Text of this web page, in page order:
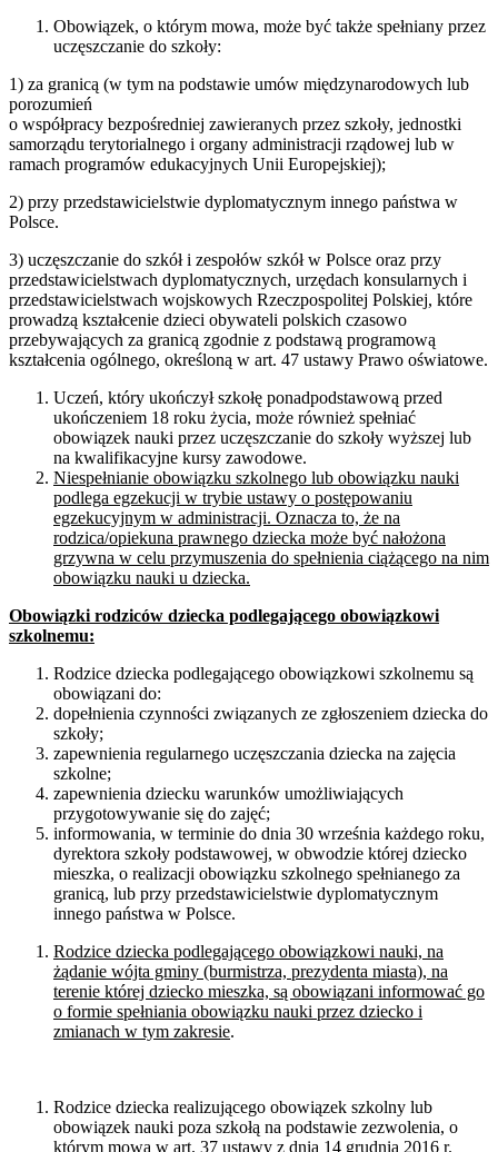
Obowiązek, o którym mowa, może być także spełniany przez
uczęszczanie do szkoły:
1) za granicą (w tym na podstawie umów międzynarodowych lub
porozumień
o współpracy bezpośredniej zawieranych przez szkoły, jednostki
samorządu terytorialnego i organy administracji rządowej lub w
ramach programów edukacyjnych Unii Europejskiej);
2) przy przedstawicielstwie dyplomatycznym innego państwa w
Polsce.
3) uczęszczanie do szkół i zespołów szkół w Polsce oraz przy
przedstawicielstwach dyplomatycznych, urzędach konsularnych i
przedstawicielstwach wojskowych Rzeczpospolitej Polskiej, które
prowadzą kształcenie dzieci obywateli polskich czasowo
przebywających za granicą zgodnie z podstawą programową
kształcenia ogólnego, określoną w art. 47 ustawy Prawo oświatowe.
Uczeń, który ukończył szkołę ponadpodstawową przed
ukończeniem 18 roku życia, może również spełniać
obowiązek nauki przez uczęszczanie do szkoły wyższej lub
na kwalifikacyjne kursy zawodowe.
Niespełnianie obowiązku szkolnego lub obowiązku nauki
podlega egzekucji w trybie ustawy o postępowaniu
egzekucyjnym w administracji. Oznacza to, że na
rodzica/opiekuna prawnego dziecka może być nałożona
grzywna w celu przymuszenia do spełnienia ciążącego na nim
obowiązku nauki u dziecka.
Obowiązki rodziców dziecka podlegającego obowiązkowi
szkolnemu:
Rodzice dziecka podlegającego obowiązkowi szkolnemu są
obowiązani do:
dopełnienia czynności związanych ze zgłoszeniem dziecka do
szkoły;
zapewnienia regularnego uczęszczania dziecka na zajęcia
szkolne;
zapewnienia dziecku warunków umożliwiających
przygotowywanie się do zajęć;
informowania, w terminie do dnia 30 września każdego roku,
dyrektora szkoły podstawowej, w obwodzie której dziecko
mieszka, o realizacji obowiązku szkolnego spełnianego za
granicą, lub przy przedstawicielstwie dyplomatycznym
innego państwa w Polsce.
Rodzice dziecka podlegającego obowiązkowi nauki, na
żądanie wójta gminy (burmistrza, prezydenta miasta), na
terenie której dziecko mieszka, są obowiązani informować go
o formie spełniania obowiązku nauki przez dziecko i
zmianach w tym zakresie.
Rodzice dziecka realizującego obowiązek szkolny lub
obowiązek nauki poza szkołą na podstawie zezwolenia, o
którym mowa w art. 37 ustawy z dnia 14 grudnia 2016 r.